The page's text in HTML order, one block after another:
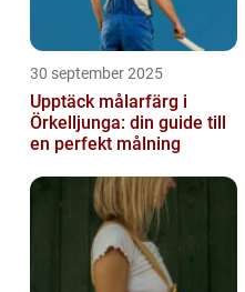
30 september 2025
Upptäck målarfärg i
Örkelljunga: din guide till
en perfekt målning